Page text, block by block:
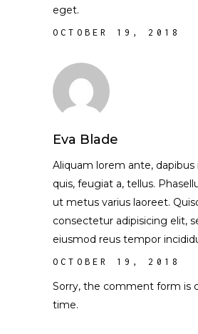
eget.
OCTOBER 19, 2018
Eva Blade
Aliquam lorem ante, dapibus
quis, feugiat a, tellus.
ut metus varius laoreet.
consectetur adipisicing elit,
eiusmod reus tempor
OCTOBER 19, 2018
Sorry, the comment form is
time.